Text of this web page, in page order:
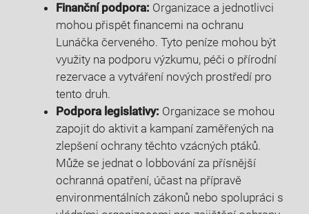
Finanční podpora: Organizace a jednotlivci
mohou přispět financemi na ochranu
Lunáčka červeného. Tyto peníze mohou být
využity na podporu výzkumu, péči o přírodní
rezervace a vytváření nových prostředí pro
tento druh.
Podpora legislativy: Organizace se mohou
zapojit do aktivit a kampaní zaměřených na
zlepšení ochrany těchto vzácných ptáků.
Může se jednat o lobbování za přísnější
ochranná opatření, účast na přípravě
environmentálních zákonů nebo spolupráci s